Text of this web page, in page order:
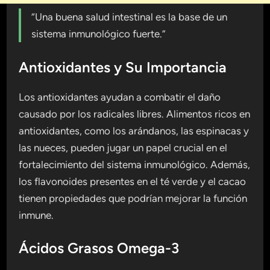
“Una buena salud intestinal es la base de un
sistema inmunológico fuerte.”
Antioxidantes y Su Importancia
Los antioxidantes ayudan a combatir el daño
causado por los radicales libres. Alimentos ricos en
antioxidantes, como los arándanos, las espinacas y
las nueces, pueden jugar un papel crucial en el
fortalecimiento del sistema inmunológico. Además,
los flavonoides presentes en el té verde y el cacao
tienen propiedades que podrían mejorar la función
inmune.
Ácidos Grasos Omega-3